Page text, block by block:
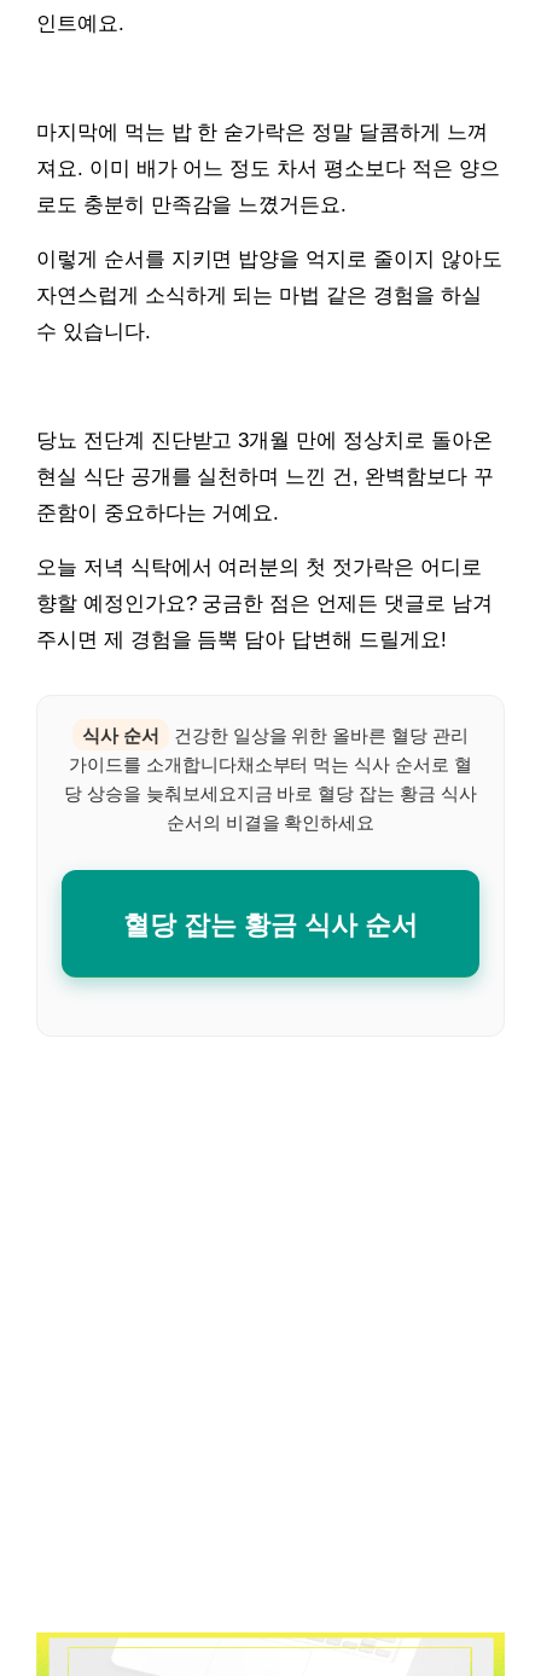
인트예요.
마지막에 먹는 밥 한 숟가락은 정말 달콤하게 느껴
져요. 이미 배가 어느 정도 차서 평소보다 적은 양으
로도 충분히 만족감을 느꼈거든요.
이렇게 순서를 지키면 밥양을 억지로 줄이지 않아도
자연스럽게 소식하게 되는 마법 같은 경험을 하실
수 있습니다.
당뇨 전단계 진단받고 3개월 만에 정상치로 돌아온
현실 식단 공개를 실천하며 느낀 건, 완벽함보다 꾸
준함이 중요하다는 거예요.
오늘 저녁 식탁에서 여러분의 첫 젓가락은 어디로
향할 예정인가요? 궁금한 점은 언제든 댓글로 남겨
주시면 제 경험을 듬뿍 담아 답변해 드릴게요!
식사 순서
건강한 일상을 위한 올바른 혈당 관리
가이드를 소개합니다채소부터 먹는 식사 순서로 혈
당 상승을 늦춰보세요지금 바로 혈당 잡는 황금 식사
순서의 비결을 확인하세요
혈당 잡는 황금 식사 순서